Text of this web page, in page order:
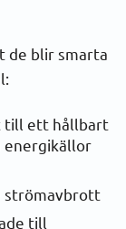
de blir smarta
till ett hållbart
energikällor
strömavbrott
till